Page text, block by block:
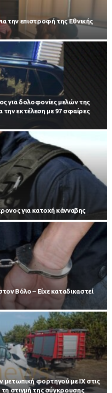
την επιστροφή της Εθνικής
για δολοφονίες μελών της
την εκτέλεση με 97 σφαίρες
για κατοχή κάνναβης
Βόλο – Είχε καταδικαστεί
μετωπική φορτηγού με ΙΧ στις
στιγμή της σύγκρουσης